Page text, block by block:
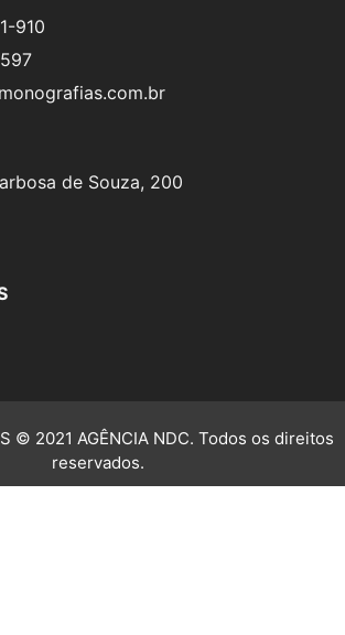
910
de Souza, 200
© 2021 AGÊNCIA NDC. Todos os direitos
reservados.